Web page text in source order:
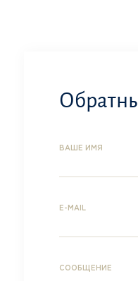
ВАШЕ ИМЯ
E-MAIL
СООБЩЕНИЕ